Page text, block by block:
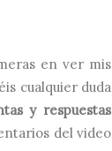
en ver mis
cualquier duda
y respuestas
del video